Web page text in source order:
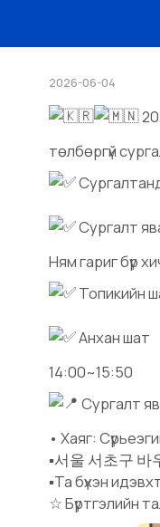
2026-06-04
төлбөргүй
Сургалт
Ням гариг бүр
Топикийн
Анхан шат
14:00~15:50
Сургалт
• Хаяг:
▪︎서울 서초구 바
▪︎Та бүхэн
☆ Бүртгэлийн